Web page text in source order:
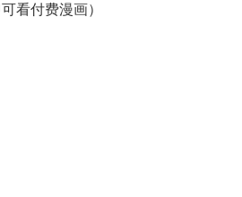
看付费漫画）